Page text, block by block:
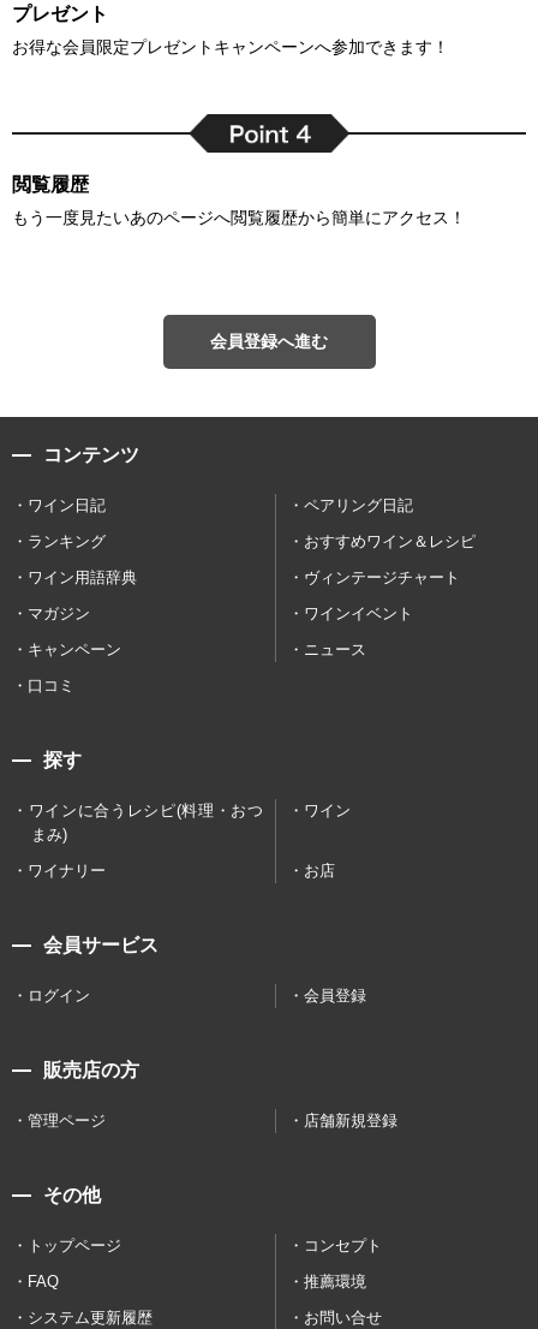
プレゼント
お得な会員限定プレゼントキャンペーンへ参加できます！
閲覧履歴
もう一度見たいあのページへ閲覧履歴から簡単にアクセス！
会員登録へ進む
コンテンツ
ワイン日記
ペアリング日記
ランキング
おすすめワイン＆レシピ
ワイン用語辞典
ヴィンテージチャート
マガジン
ワインイベント
キャンペーン
ニュース
口コミ
探す
ワインに合うレシピ(料理・おつ
まみ)
ワイン
ワイナリー お店
会員サービス
ログイン 会員登録
販売店の方
管理ページ 店舗新規登録
その他
トップページ
コンセプト
FAQ
推薦環境
システム更新履歴
お問い合せ